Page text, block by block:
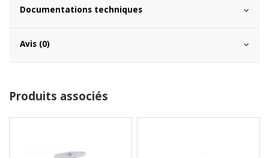
Documentations techniques
Avis (0)
Produits associés